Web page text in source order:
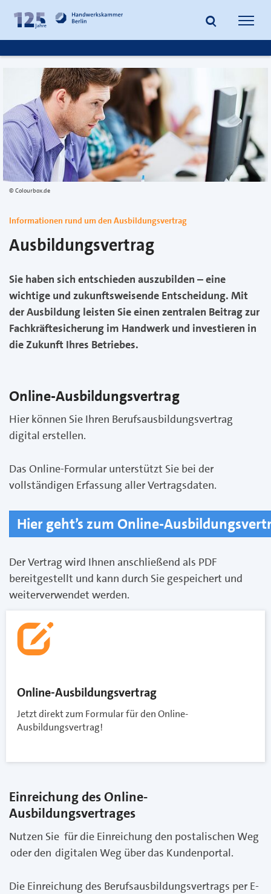
Inhalt
springen
Fußzeile
springen
Suche
Colourbox.de
Informationen rund um den Ausbildungsvertrag
Ausbildungsvertrag
Sie haben sich entschieden auszubilden – eine
wichtige und zukunftsweisende Entscheidung. Mit
der Ausbildung leisten Sie einen zentralen Beitrag zur
Fachkräftesicherung im Handwerk und investieren in
die Zukunft Ihres Betriebes.
Online-Ausbildungsvertrag
Hier können Sie Ihren Berufsausbildungsvertrag
digital erstellen.
Das Online-Formular unterstützt Sie bei der
vollständigen Erfassung aller Vertragsdaten.
Hier geht’s zum Online-
Der Vertrag wird Ihnen anschließend als PDF
bereitgestellt und kann durch Sie gespeichert und
weiterverwendet werden.
Online-Ausbildungsvertrag
Jetzt direkt zum Formular für den Online-
Ausbildungsvertrag!
Einreichung des Online-
Ausbildungsvertrages
Nutzen Sie für die Einreichung den postalischen Weg
oder den digitalen Weg über das Kundenportal.
Die Einreichung des Berufsausbildungsvertrags per E-